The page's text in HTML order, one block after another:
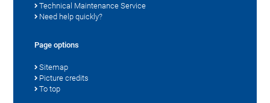
Technical Maintenance Service
Need help quickly?
Page options
Sitemap
Picture credits
To top